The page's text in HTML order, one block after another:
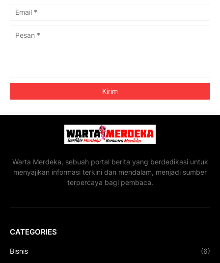
Warta Merdeka, sebuah portal berita yang berdedikasi untuk
menyajikan informasi terkini dan mendalam, menjadi sumber
terpercaya bagi pembaca.
CATEGORIES
Bisnis (6)